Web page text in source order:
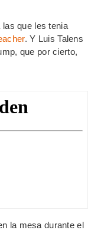
que les tenia
. Y Luis Talens
que por cierto,
la mesa durante el